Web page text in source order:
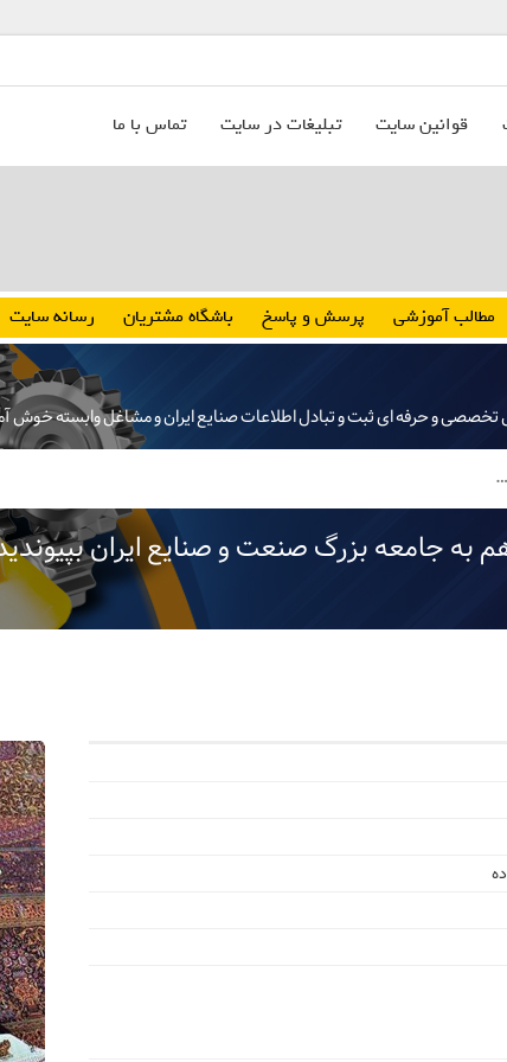
قوانین سایت تبلیغات در سایت تماس با ما
مطالب آموزشی پرسش و پاسخ باشگاه مشتریان رسانه سایت
تخصصی و حرفه ای ثبت و تبادل اطلاعات صنایع ایران و مشاغل وابسته خوش
به جامعه بزرگ صنعت و صنایع ایران